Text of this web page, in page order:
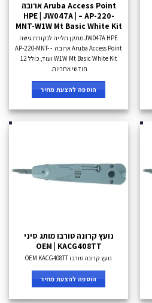
Aruba Access Point ארובה
HPE | JW047A | – AP-220-
MNT-W1W Mt Basic White Kit
JW047A HPE מתקן תלייה לנקודת גישה
Aruba Access Point ארובה - AP-220-MNT-
W1W Mt Basic White Kit ועוד, כולל 12
חודשי אחריות.
הוספה להצעת מחיר
נועץ קרונה טורבו מותג סיני
OEM | KACG408TT
נועץ קרונה טורבו OEM KACG408TT
הוספה להצעת מחיר